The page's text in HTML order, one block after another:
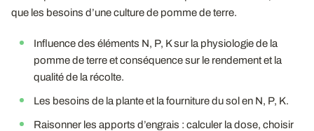
que les besoins d’une culture de pomme de terre.
Influence des éléments N, P, K sur la physiologie de la
pomme de terre et conséquence sur le rendement et la
qualité de la récolte.
Les besoins de la plante et la fourniture du sol en N, P, K.
Raisonner les apports d’engrais : calculer la dose, choisir